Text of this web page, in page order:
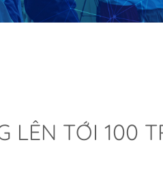
LÊN TỚI 100